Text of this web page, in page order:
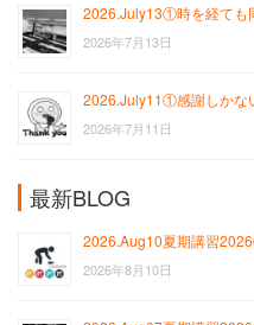
2026.July13①時を経ても
2026年7月13日
2026.July11①感謝しかな
2026年7月11日
最新BLOG
2026.Aug10夏期講習
2026年8月10日